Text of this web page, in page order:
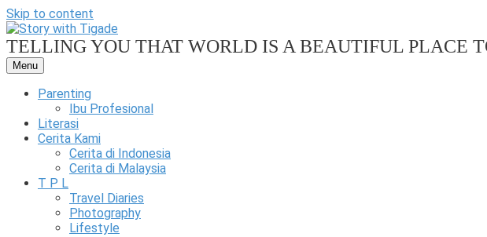
Skip to content
TELLING YOU THAT WORLD IS A BEAUTIFUL PLACE
Story
Our
Family
Blog
Menu
Parenting
Ibu Profesional
Literasi
Cerita Kami
Cerita di Indonesia
Cerita di Malaysia
T P L
Travel Diaries
Photography
Lifestyle